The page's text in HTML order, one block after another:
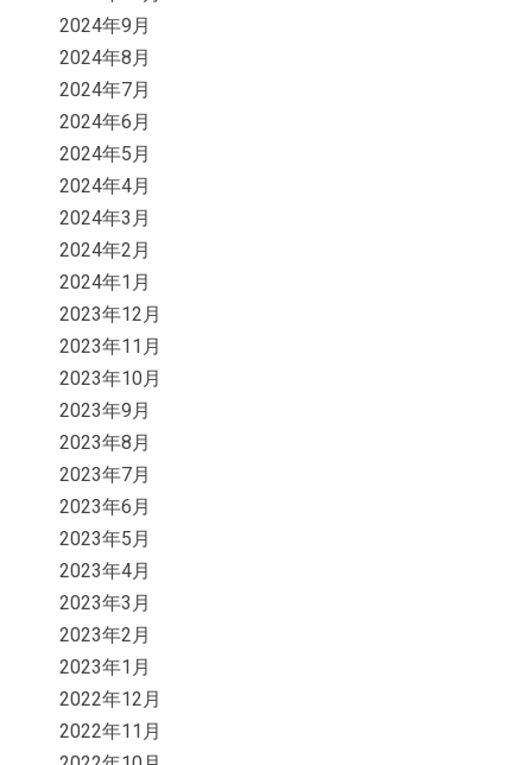
2024年9月
2024年8月
2024年7月
2024年6月
2024年5月
2024年4月
2024年3月
2024年2月
2024年1月
2023年12月
2023年11月
2023年10月
2023年9月
2023年8月
2023年7月
2023年6月
2023年5月
2023年4月
2023年3月
2023年2月
2023年1月
2022年12月
2022年11月